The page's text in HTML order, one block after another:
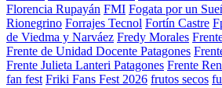
Florencia Rupayán FMI Fogata por un
Rionegrino Forrajes Tecnol Fortín Castre
de Viedma y Narváez Fredy Morales
Frente de Unidad Docente Patagones
Frente Julieta Lanteri Patagones Frente
fan fest Friki Fans Fest 2026 frutos secos